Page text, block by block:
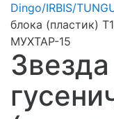
Dingo/IRBIS/
блока (пластик)
МУХТАР-15